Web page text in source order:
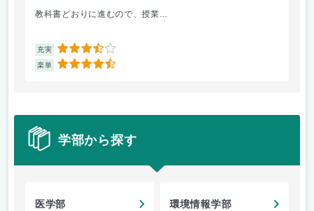
教科書どおりに進むので、授業...
充実 3.5
楽単 4.5
学部から探す
医学部 環境情報学部